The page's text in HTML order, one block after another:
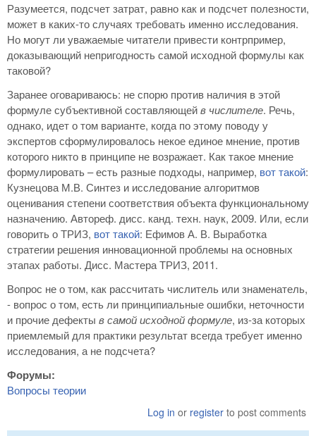
Разумеется, подсчет затрат, равно как и подсчет полезности,
может в каких-то случаях требовать именно исследования.
Но могут ли уважаемые читатели привести контрпример,
доказывающий непригодность самой исходной формулы как
таковой?
Заранее оговариваюсь: не спорю против наличия в этой
формуле субъективной составляющейв числителе. Речь,
однако, идет о том варианте, когда по этому поводу у
экспертов сформулировалось некое единое мнение, против
которого никто в принципе не возражает. Как такое мнение
формулировать – есть разные подходы, например, вот такой:
Кузнецова М.В. Синтез и исследование алгоритмов
оценивания степени соответствия объекта функциональному
назначению. Автореф. дисс. канд. техн. наук, 2009. Или, если
говорить о ТРИЗ, вот такой: Ефимов А. В. Выработка
стратегии решения инновационной проблемы на основных
этапах работы. Дисс. Мастера ТРИЗ, 2011.
Вопрос не о том, как рассчитать числитель или знаменатель,
- вопрос о том, есть ли принципиальные ошибки, неточности
и прочие дефекты в самой исходной формуле, из-за которых
приемлемый для практики результат всегда требует именно
исследования, а не подсчета?
Форумы:
Вопросы теории
Log in or register to post comments